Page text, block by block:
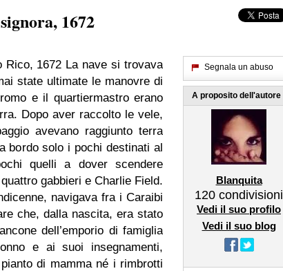
1672
Rico, 1672 La nave si trovava
state ultimate le manovre di
e il quartiermastro erano
Dopo aver raccolto le vele,
avevano raggiunto terra
bordo solo i pochi destinati al
quelli a dover scendere
gabbieri e Charlie Field.
navigava fra i Caraibi
che, dalla nascita, era stato
dell’emporio di famiglia
e ai suoi insegnamenti,
di mamma né i rimbrotti
Segnala un abuso
A proposito dell'autore
Blanquita
120 condivisioni
Vedi il suo profilo
Vedi il suo blog